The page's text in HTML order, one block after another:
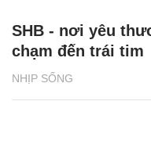
NHỊP SỐNG
SHB - nơi yêu
chạm đến trái tim